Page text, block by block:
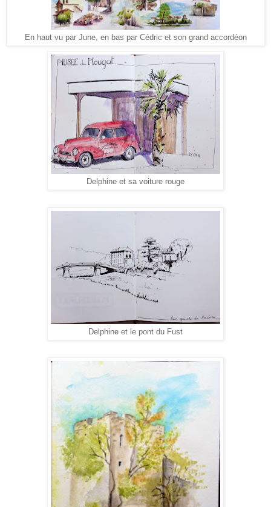
En haut vu par June, en bas par Cédric et son grand accordéon
Delphine et sa voiture rouge
Delphine et le pont du Fust